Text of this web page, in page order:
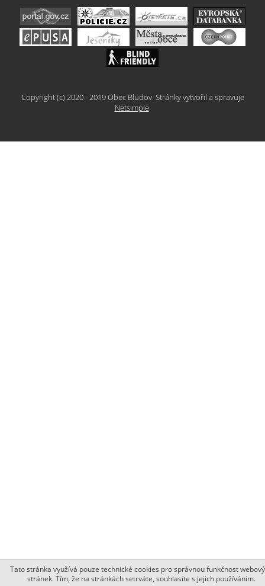
Copyright (c) 2020 - 2019 Obec Bludov. Stránky vytvořil a spravuje
Netsimple.
Tato stránka využívá pouze technické cookies pro správnou funkčnost
stránek. Tím, že na stránkách setrváte, souhlasíte s jejich používáním.